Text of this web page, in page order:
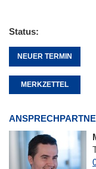
Status
NEUER TERMIN
MERKZETTEL